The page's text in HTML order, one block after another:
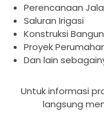
Perencanaan
Saluran Irigasi
Konstruksi
Proyek
Dan lain
Untuk informasi
langsung